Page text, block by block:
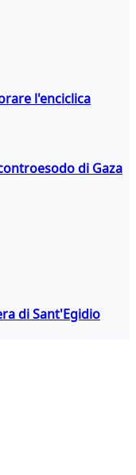
l'enciclica
di Gaza
di Sant'Egidio